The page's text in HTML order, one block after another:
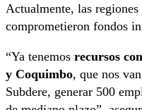
Actualmente, las
comprometieron fondos
“Ya tenemos recursos
y Coquimbo, que nos
Subdere, generar 500